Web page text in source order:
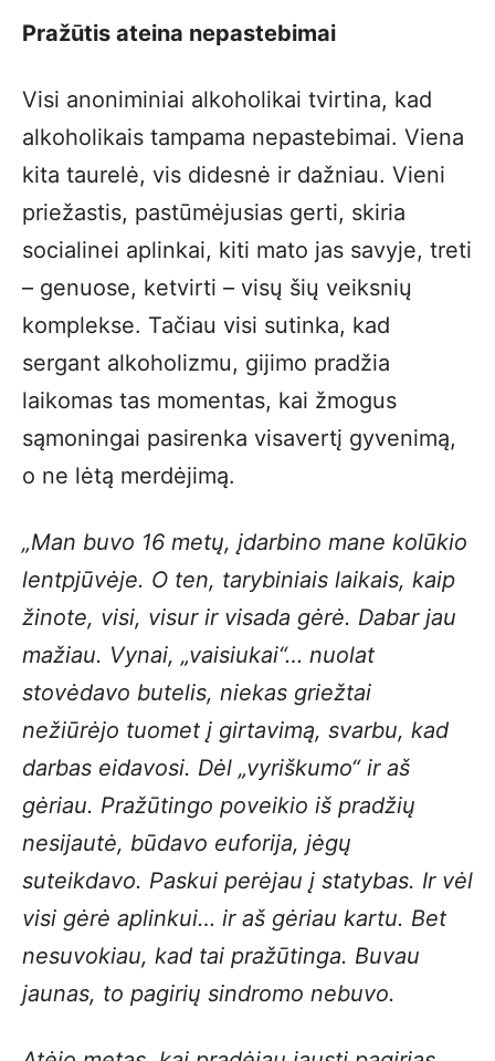
Pražūtis ateina nepastebimai
Visi anoniminiai alkoholikai tvirtina, kad
alkoholikais tampama nepastebimai. Viena
kita taurelė, vis didesnė ir dažniau. Vieni
priežastis, pastūmėjusias gerti, skiria
socialinei aplinkai, kiti mato jas savyje, treti
– genuose, ketvirti – visų šių veiksnių
komplekse. Tačiau visi sutinka, kad
sergant alkoholizmu, gijimo pradžia
laikomas tas momentas, kai žmogus
sąmoningai pasirenka visavertį gyvenimą,
o ne lėtą merdėjimą.
„Man buvo 16 metų, įdarbino mane kolūkio
lentpjūvėje. O ten, tarybiniais laikais, kaip
žinote, visi, visur ir visada gėrė. Dabar jau
mažiau. Vynai, „vaisiukai“… nuolat
stovėdavo butelis, niekas griežtai
nežiūrėjo tuomet į girtavimą, svarbu, kad
darbas eidavosi. Dėl „vyriškumo“ ir aš
gėriau. Pražūtingo poveikio iš pradžių
nesijautė, būdavo euforija, jėgų
suteikdavo. Paskui perėjau į statybas. Ir vėl
visi gėrė aplinkui… ir aš gėriau kartu. Bet
nesuvokiau, kad tai pražūtinga. Buvau
jaunas, to pagirių sindromo nebuvo.